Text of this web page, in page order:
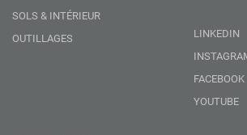
SOLS & INTÉRIEUR
OUTILLAGES
LINKEDIN
FACEBOOK
YOUTUBE